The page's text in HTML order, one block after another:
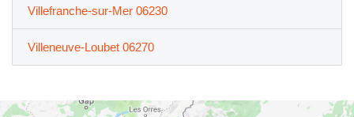
Villefranche-sur-Mer 06230
Villeneuve-Loubet 06270